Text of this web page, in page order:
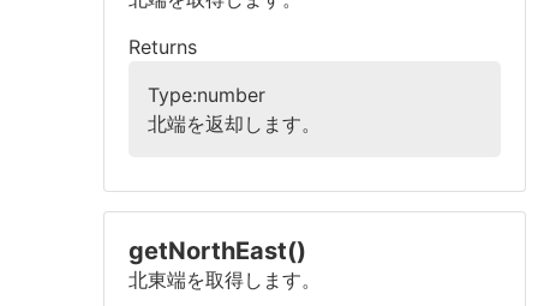
Returns
Type:number
北端を返却します。
getNorthEast()
北東端を取得します。